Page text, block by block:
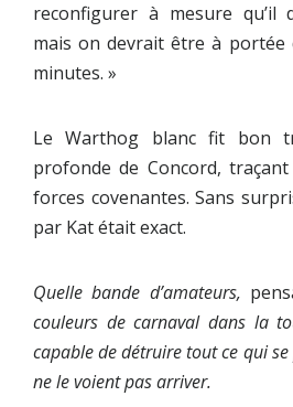
reconfigurer à mesure qu’il
mais on devrait être à portée
minutes. »
Le Warthog blanc fit bon
profonde de Concord,
forces covenantes. Sans
par Kat était exact.
Quelle bande d’amateurs,
couleurs de carnaval dans la
capable de détruire tout ce qui se
ne le voient pas arriver.